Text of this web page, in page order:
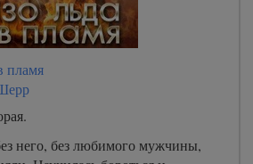
пламя
него, без любимого мужчины,